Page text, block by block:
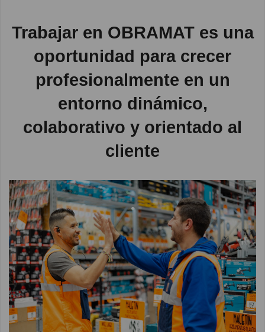
Trabajar en OBRAMAT es una
oportunidad para crecer
profesionalmente en un
entorno dinámico,
colaborativo y orientado al
cliente